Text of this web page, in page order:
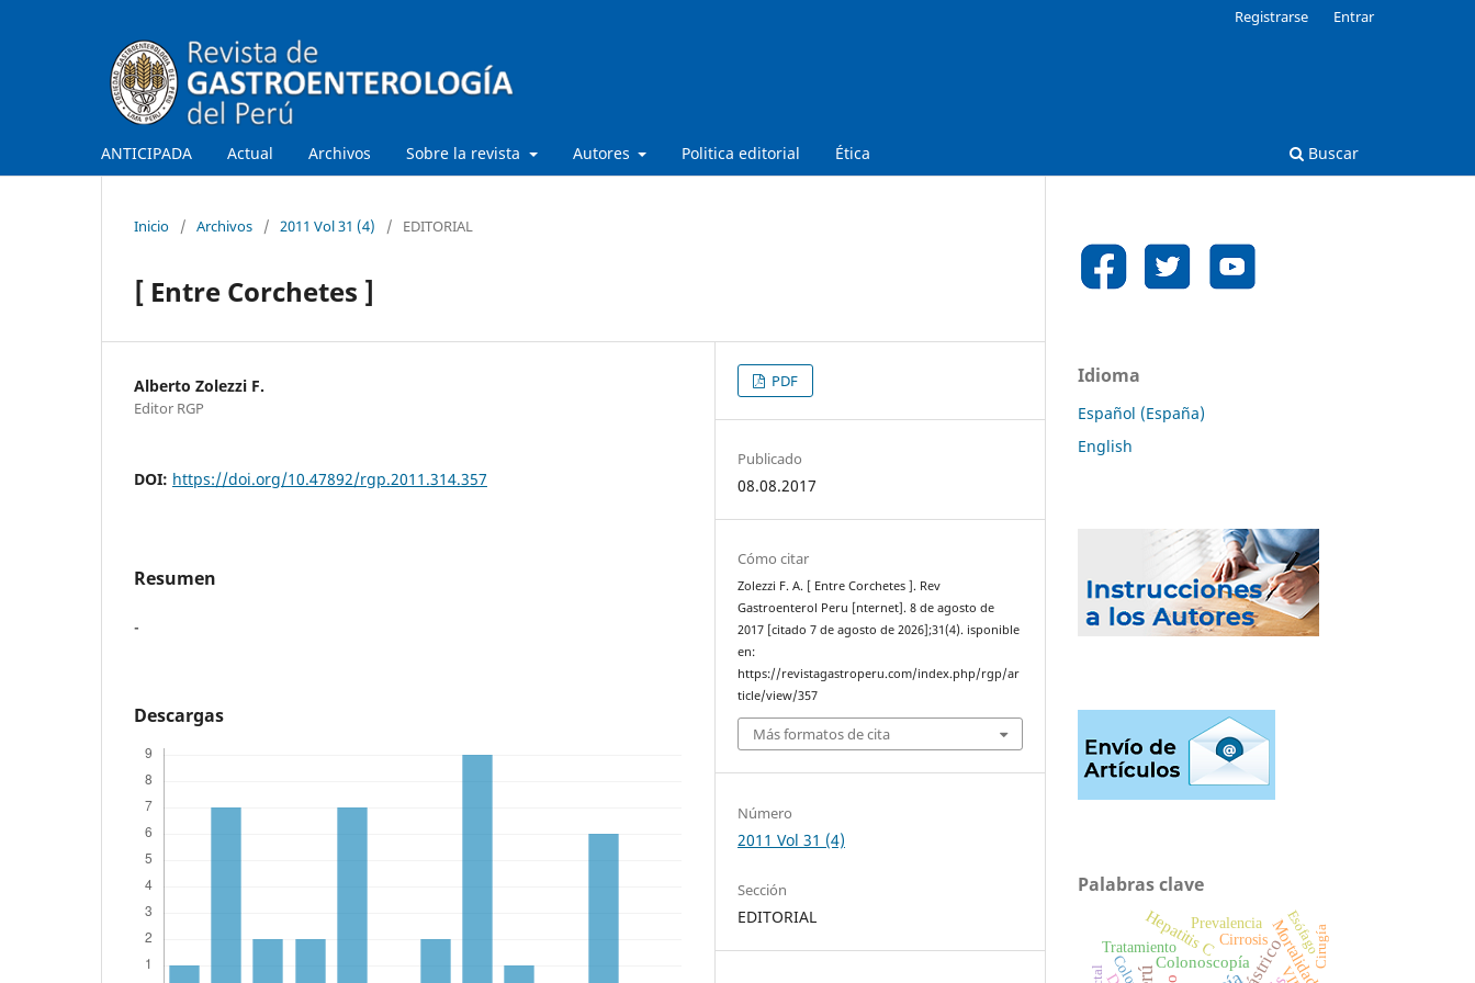
ANTICIPADA Actual Archivos Sobre la revista Autores Politica editorial Ética Buscar
Registrarse Entrar
Inicio / Archivos / 2011 Vol 31 (4) / EDITORIAL
[ Entre Corchetes ]
Alberto Zolezzi F.
Editor RGP
DOI: https://doi.org/10.47892/rgp.2011.314.357
Resumen
-
Descargas
PDF
Publicado
08.08.2017
Cómo citar
Zolezzi F. A. [ Entre Corchetes ]. Rev
Gastroenterol Peru [nternet]. 8 de agosto de
2017 [citado 7 de agosto de 2026];31(4). isponible
en:
https://revistagastroperu.com/index.php/rgp/ar
ticle/view/357
Más formatos de cita
Número
2011 Vol 31 (4)
Sección
EDITORIAL
Idioma
Español (España)
English
Palabras clave
Colonoscopía Mortalidad
Hepatitis CPrevalencia
Tratamiento Cirrosis
Colon
EsófagoCirugía